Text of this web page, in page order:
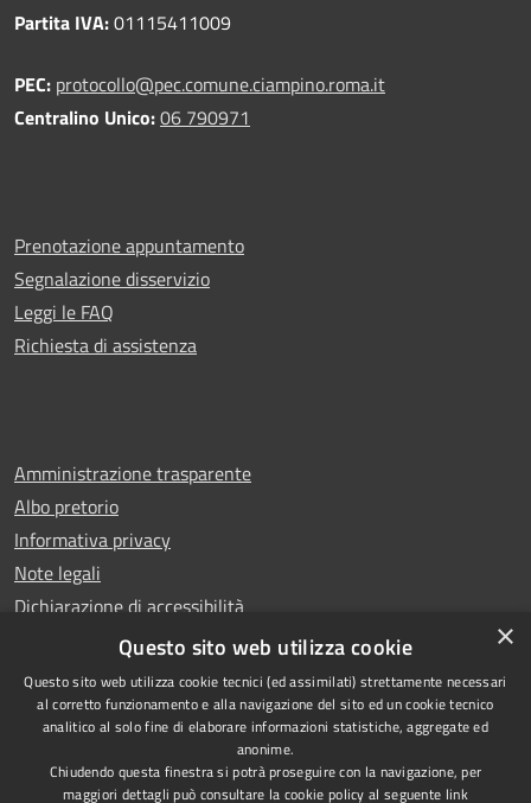
Partita IVA:01115411009
PEC: protocollo@pec.comune.ciampino.roma.it
Centralino Unico:06 790971
Prenotazione appuntamento
Segnalazione disservizio
Leggi le FAQ
Richiesta di assistenza
Amministrazione trasparente
Albo pretorio
Informativa privacy
Note legali
Dichiarazione di accessibilità
Whistleblowing
Accessibilità
di Ciampino
×
Questo sito web utilizza cookie
Questo sito web utilizza cookie tecnici (ed assimilati) strettamente necessari
al corretto funzionamento e alla navigazione del sito ed un cookie tecnico
analitico al solo fine di elaborare informazioni statistiche, aggregate ed
anonime.
Chiudendo questa finestra si potrà proseguire con la navigazione, per
maggiori dettagli può consultare la cookie policy al seguente link